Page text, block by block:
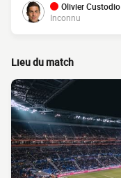
Olivier Custodio
Inconnu
Lieu du match